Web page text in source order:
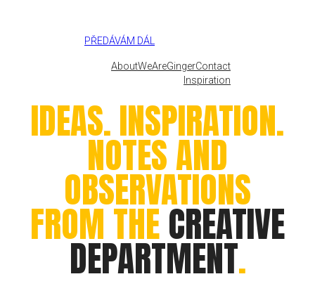
PŘEDÁVÁM DÁL
AboutWeAreGingerContact
Inspiration
IDEAS. INSPIRATION.
NOTES AND
OBSERVATIONS
FROM THECREATIVE
DEPARTMENT.